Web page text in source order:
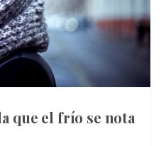
que el frío se nota